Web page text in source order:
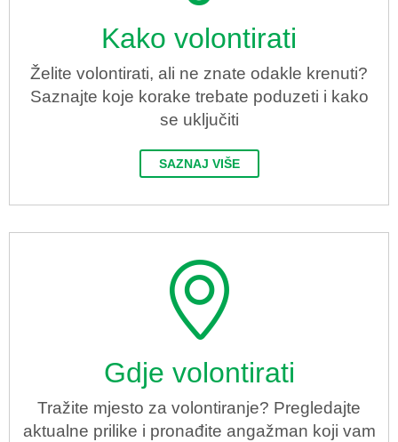
Kako volontirati
Želite volontirati, ali ne znate odakle krenuti?
Saznajte koje korake trebate poduzeti i kako
se uključiti
SAZNAJ VIŠE
Gdje volontirati
Tražite mjesto za volontiranje? Pregledajte
aktualne prilike i pronađite angažman koji vam